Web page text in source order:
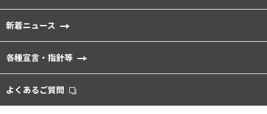
新着ニュース
各種宣⾔・指針等
よくあるご質問